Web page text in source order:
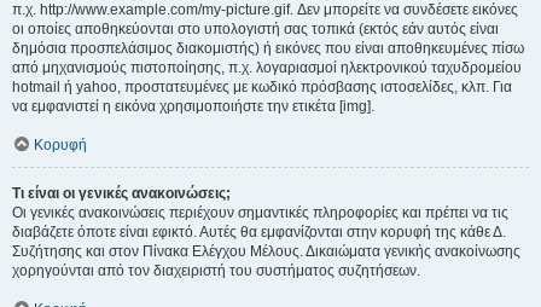
π.χ. http://www.example.com/my-picture.gif. Δεν μπορείτε να συνδέσετε εικόνες
οι οποίες αποθηκεύονται στο υπολογιστή σας τοπικά (εκτός εάν αυτός είναι
δημόσια προσπελάσιμος διακομιστής) ή εικόνες που είναι αποθηκευμένες πίσω
από μηχανισμούς πιστοποίησης, π.χ. λογαριασμοί ηλεκτρονικού ταχυδρομείου
hotmail ή yahoo, προστατευμένες με κωδικό πρόσβασης ιστοσελίδες, κλπ. Για
να εμφανιστεί η εικόνα χρησιμοποιήστε την ετικέτα [img].
Κορυφή
Τι είναι οι γενικές ανακοινώσεις;
Οι γενικές ανακοινώσεις περιέχουν σημαντικές πληροφορίες και πρέπει να τις
διαβάζετε όποτε είναι εφικτό. Αυτές θα εμφανίζονται στην κορυφή της κάθε Δ.
Συζήτησης και στον Πίνακα Ελέγχου Μέλους. Δικαιώματα γενικής ανακοίνωσης
χορηγούνται από τον διαχειριστή του συστήματος συζητήσεων.